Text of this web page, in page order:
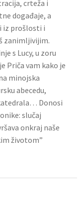
crteža i
događaje, a
iz prošlosti i
zanimljivijim.
s Lucy, u zoru
Priča vam kako je
minojska
abecedu,
Donosi
slučaj
onkraj naše
životom”